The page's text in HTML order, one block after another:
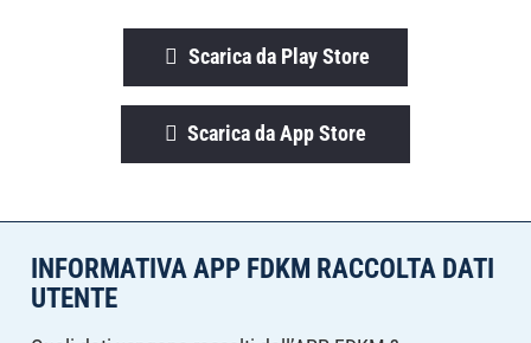
Scarica da Play Store
Scarica da App Store
INFORMATIVA APP FDKM RACCOLTA DATI
UTENTE